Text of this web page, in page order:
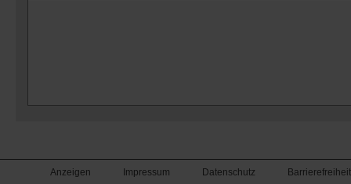
Anzeigen Impressum Datenschutz
Barrierefreiheit